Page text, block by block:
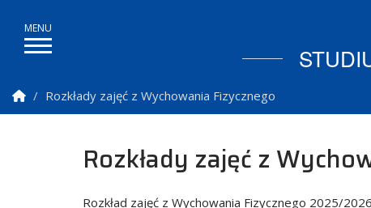
Strona Główna
Rozkłady zajęć z Wychowania Fizycznego
Rozkłady zajęć z
Rozkład zajęć z Wychowania Fizycznego 2025/